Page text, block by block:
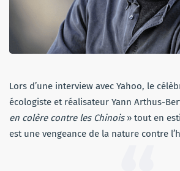
Lors d’une interview avec Yahoo, le
écologiste et réalisateur Yann Arthus-
en colère contre les Chinois» tout en
est une vengeance de la nature contre